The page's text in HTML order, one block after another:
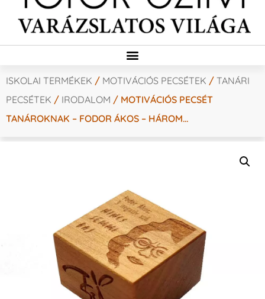
ISKOLAI TERMÉKEK / MOTIVÁCIÓS PECSÉTEK / TANÁRI
PECSÉTEK / IRODALOM / MOTIVÁCIÓS PECSÉT
TANÁROKNAK – FODOR ÁKOS – HÁROM…